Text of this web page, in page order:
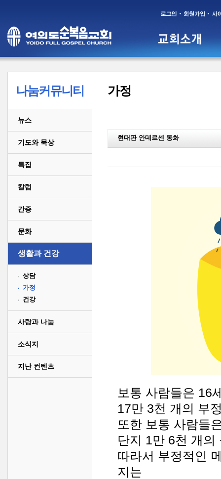
나눔커뮤니티
뉴스
기도와 묵상
특집
칼럼
간증
문화
생활과 건강
상담
가정
건강
사랑과 나눔
소식지
지난 컨텐츠
가정
현대판 안데르센 동화
보통 사람들은 16
17만 3천 개의 부
또한 보통 사람들
단지 1만 6천 개의
따라서 부정적인
지는